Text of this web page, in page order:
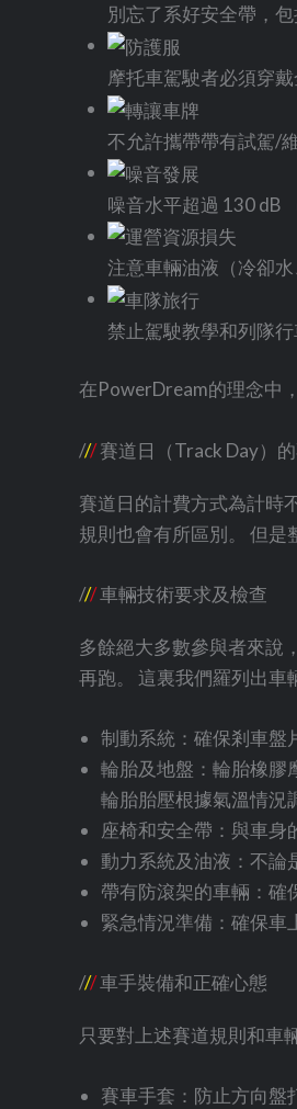
別忘了系好安全帶，包
摩托車駕駛者必須穿戴
不允許攜帶帶有試駕/
噪音水平超過 130 dB
注意車輛油液（冷卻
禁止駕駛教學和列隊
在PowerDream的理念中
///賽道日（Track Day）
賽道日的計費方式為計時
規則也會有所區別。 但是
///車輛技術要求及檢查
多餘絕大多數參與者來說
再跑。 這裏我們羅列出車
制動系統：確保剎車盤
輪胎及地盤：輪胎橡膠
輪胎胎壓根據氣溫情況
座椅和安全帶：與車身
動力系統及油液：不論
帶有防滾架的車輛：確
緊急情況準備：確保車
///車手裝備和正確心態
只要對上述賽道規則和車
賽車手套：防止方向盤